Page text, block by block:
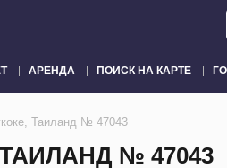
АРЕНДА ПОИСК НА КАРТЕ
Таиланд № 47043
№ 47043